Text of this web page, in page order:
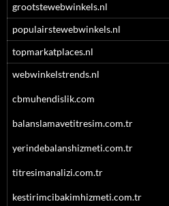
grootstewebwinkels.nl
populairstewebwinkels.nl
topmarkatplaces.nl
webwinkelstrends.nl
cbmuhendislik.com
balanslamavetitresim.com.tr
yerindebalanshizmeti.com.tr
titresimanalizi.com.tr
kestirimcibakimhizmeti.com.tr